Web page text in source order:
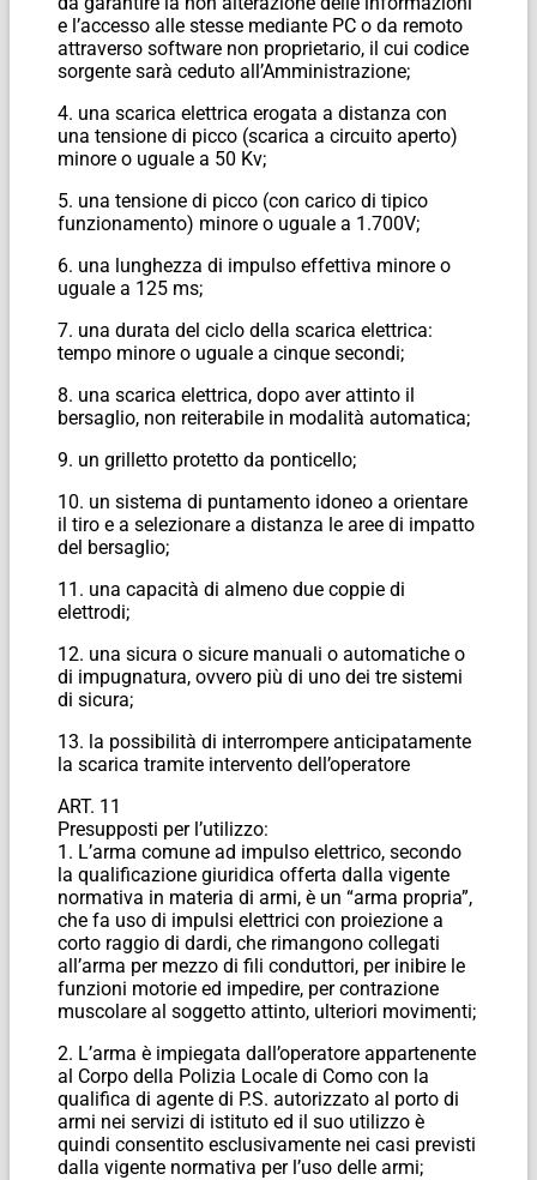
e l’accesso alle stesse mediante PC o da remoto
attraverso software non proprietario, il cui codice
sorgente sarà ceduto all’Amministrazione;
4. una scarica elettrica erogata a distanza con
una tensione di picco (scarica a circuito aperto)
minore o uguale a 50 Kv;
5. una tensione di picco (con carico di tipico
funzionamento) minore o uguale a 1.700V;
6. una lunghezza di impulso effettiva minore o
uguale a 125 ms;
7. una durata del ciclo della scarica elettrica:
tempo minore o uguale a cinque secondi;
8. una scarica elettrica, dopo aver attinto il
bersaglio, non reiterabile in modalità automatica;
9. un grilletto protetto da ponticello;
10. un sistema di puntamento idoneo a orientare
il tiro e a selezionare a distanza le aree di impatto
del bersaglio;
11. una capacità di almeno due coppie di
elettrodi;
12. una sicura o sicure manuali o automatiche o
di impugnatura, ovvero più di uno dei tre sistemi
di sicura;
13. la possibilità di interrompere anticipatamente
la scarica tramite intervento dell’operatore
ART. 11
Presupposti per l’utilizzo:
1. L’arma comune ad impulso elettrico, secondo
la qualificazione giuridica offerta dalla vigente
normativa in materia di armi, è un “arma propria”,
che fa uso di impulsi elettrici con proiezione a
corto raggio di dardi, che rimangono collegati
all’arma per mezzo di fili conduttori, per inibire le
funzioni motorie ed impedire, per contrazione
muscolare al soggetto attinto, ulteriori movimenti;
2. L’arma è impiegata dall’operatore appartenente
al Corpo della Polizia Locale di Como con la
qualifica di agente di P.S. autorizzato al porto di
armi nei servizi di istituto ed il suo utilizzo è
quindi consentito esclusivamente nei casi previsti
dalla vigente normativa per l’uso delle armi;